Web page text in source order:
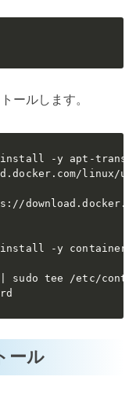
ールします。
install -y apt-
linux/
install -y
sudo tee /etc/
ール